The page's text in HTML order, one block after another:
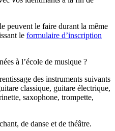
peuvent le faire durant la même
le formulaire d’inscription
à l’école de musique ?
des instruments suivants
classique, guitare électrique,
saxophone, trompette,
de danse et de théâtre.